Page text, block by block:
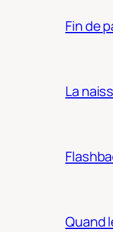
Fin de
La
Quand